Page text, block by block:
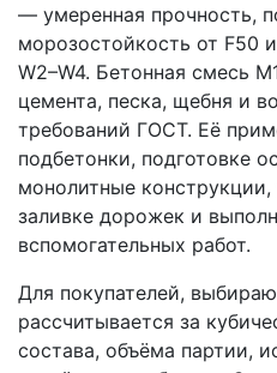
— умеренная прочность,
морозостойкость от F50
W2–W4. Бетонная смесь
цемента, песка, щебня и
требований ГОСТ. Её
подбетонки, подготовке
монолитные
заливке дорожек и
вспомогательных работ.
Для покупателей,
рассчитывается за
состава, объёма партии,